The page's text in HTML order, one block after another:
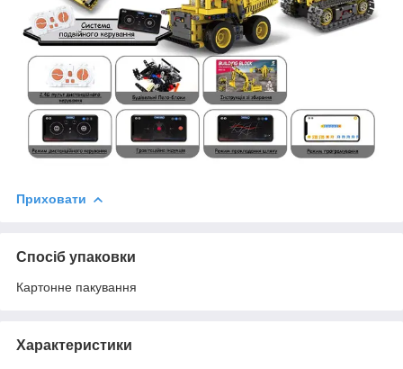
Приховати
Спосіб упаковки
Картонне пакування
Характеристики